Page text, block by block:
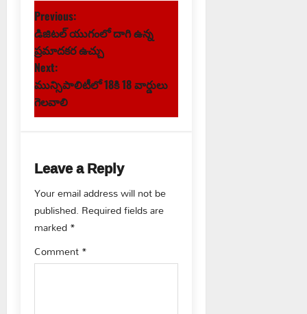
P
o
s
t
a
v
i
g
Previous:
డిజిటల్ యుగంలో దాగి ఉన్న
ప్రమాదకర ఉచ్చు
Next:
మున్సిపాలిటీలో 18కి 18 వార్డులు
గెలవాలి
Leave a Reply
Your email address will not be
published. Required fields are
marked*
Comment*